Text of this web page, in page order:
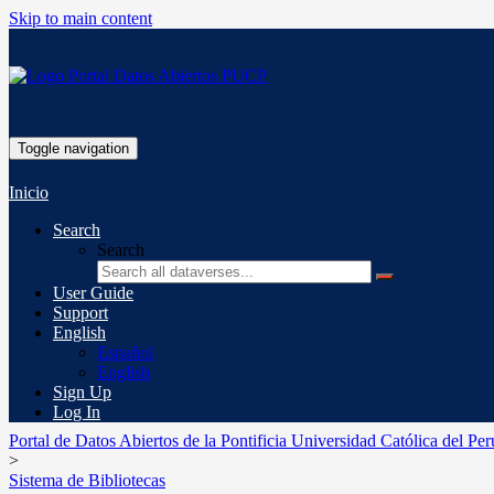
Skip to main content
Toggle navigation
Inicio
Search
Search
User Guide
Support
English
Español
English
Sign Up
Log In
Portal de Datos Abiertos de la Pontificia Universidad Católica del
>
Sistema de Bibliotecas